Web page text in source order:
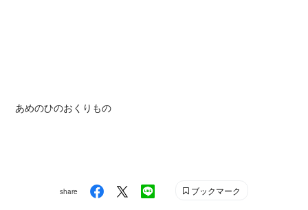
あめのひのおくりもの
share ブックマーク